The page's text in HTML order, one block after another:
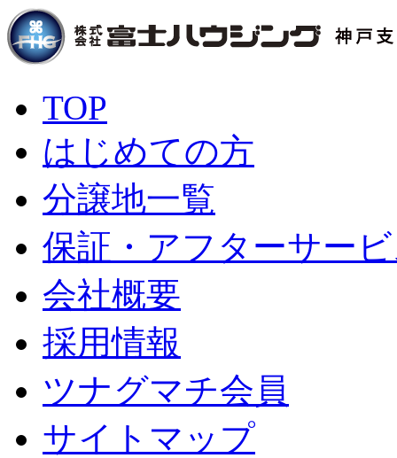
TOP
はじめての方
分譲地一覧
保証・アフターサー
会社概要
採用情報
ツナグマチ会員
サイトマップ